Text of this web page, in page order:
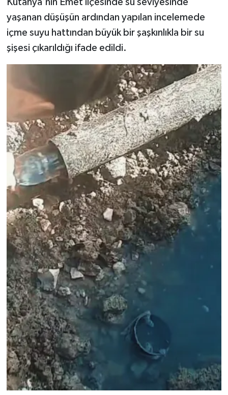
Kütahya'nın Emet ilçesinde su seviyesinde
yaşanan düşüşün ardından yapılan incelemede
içme suyu hattından büyük bir şaşkınlıkla bir su
şişesi çıkarıldığı ifade edildi.
Teknoloji
Vasıta
Yaşam